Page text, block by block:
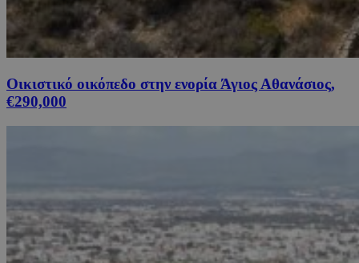
Οικιστικό οικόπεδο στην ενορία Άγιος Αθανάσιος,
€290,000